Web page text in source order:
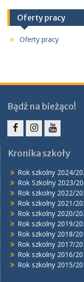
Oferty pracy
Oferty pracy
Bądź na bieżąco!
Kronika szkoły
Rok szkolny 2024/
Rok Szkolny 2023/
Rok szkolny 2022/
Rok szkolny 2021/
Rok szkolny 2020/
Rok szkolny 2019/
Rok szkolny 2018/
Rok szkolny 2017/
Rok szkolny 2016/
Rok szkolny 2015/